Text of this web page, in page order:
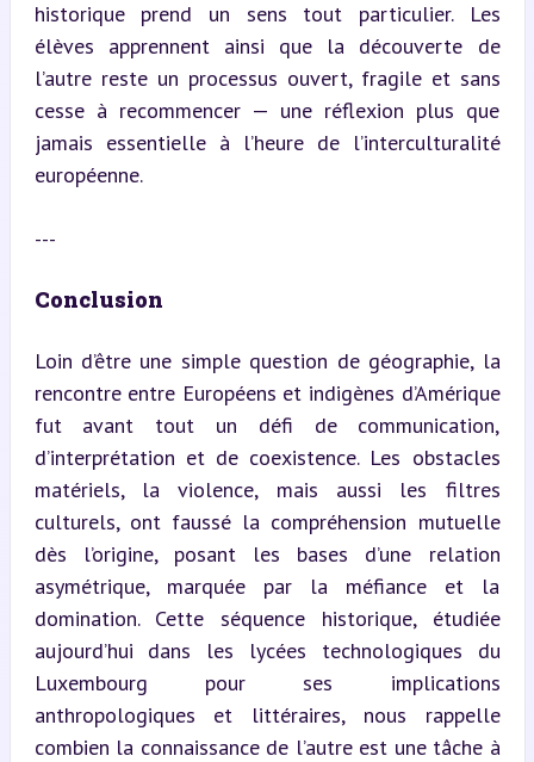
historique prend un sens tout particulier. Les
élèves apprennent ainsi que la découverte de
l’autre reste un processus ouvert, fragile et sans
cesse à recommencer — une réflexion plus que
jamais essentielle à l’heure de l’interculturalité
européenne.
---
Conclusion
Loin d’être une simple question de géographie, la
rencontre entre Européens et indigènes d’Amérique
fut avant tout un défi de communication,
d’interprétation et de coexistence. Les obstacles
matériels, la violence, mais aussi les filtres
culturels, ont faussé la compréhension mutuelle
dès l’origine, posant les bases d’une relation
asymétrique, marquée par la méfiance et la
domination. Cette séquence historique, étudiée
aujourd’hui dans les lycées technologiques du
Luxembourg pour ses implications
anthropologiques et littéraires, nous rappelle
combien la connaissance de l’autre est une tâche à